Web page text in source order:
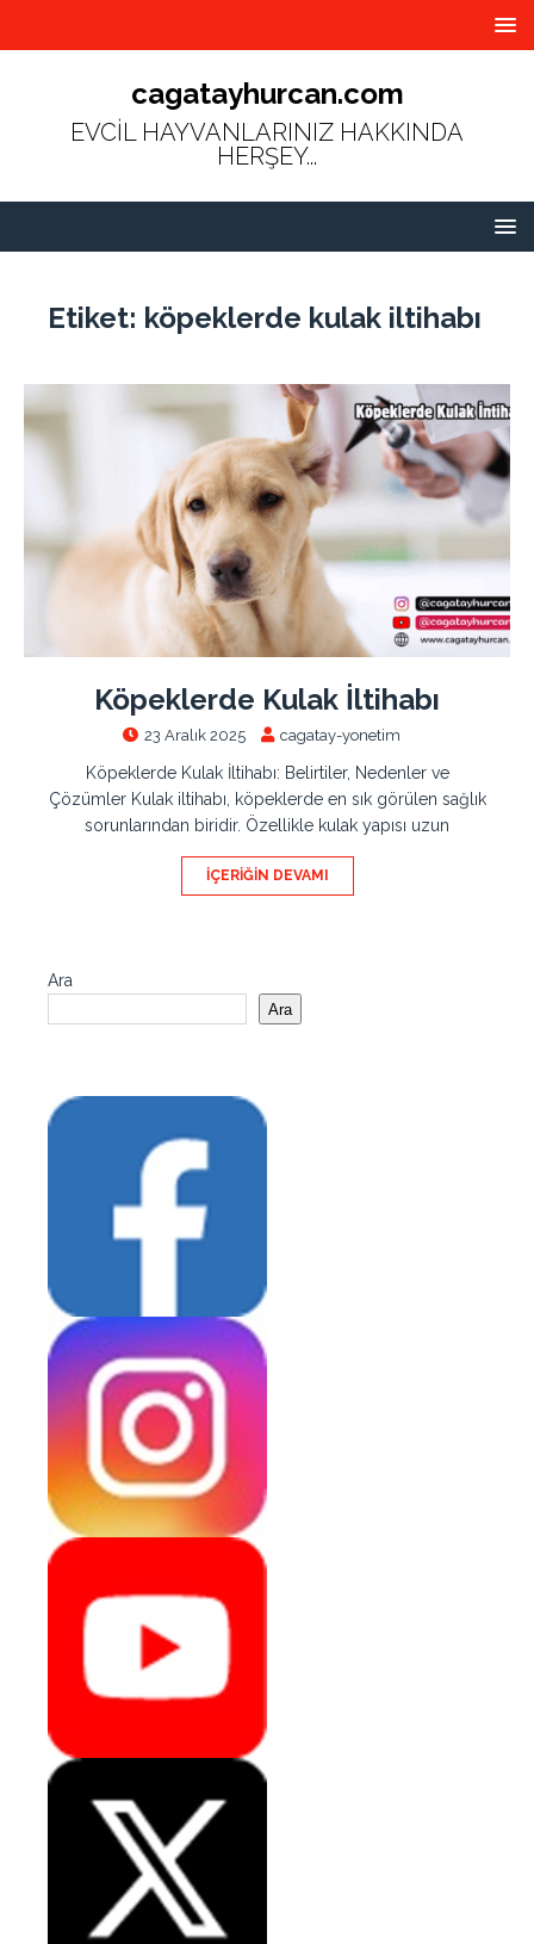
cagatayhurcan.com
EVCİL HAYVANLARINIZ HAKKINDA
HERŞEY...
Etiket: köpeklerde kulak iltihabı
Köpeklerde Kulak İltihabı
23 Aralık 2025 cagatay-yonetim
Köpeklerde Kulak İltihabı: Belirtiler, Nedenler ve
Çözümler Kulak iltihabı, köpeklerde en sık görülen sağlık
sorunlarından biridir. Özellikle kulak yapısı uzun
İÇERIĞIN DEVAMI
Ara
Ara